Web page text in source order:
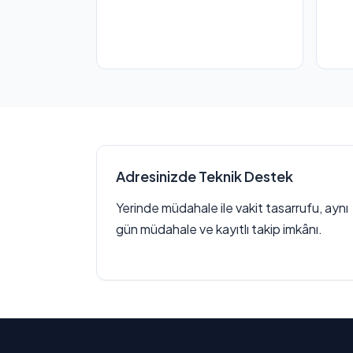
Adresinizde Teknik Destek
Yerinde müdahale ile vakit tasarrufu, aynı
gün müdahale ve kayıtlı takip imkânı.